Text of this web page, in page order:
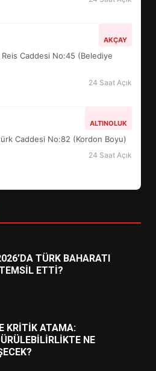
AKÇAY
Caddesi No:45 (Belediye
24 Saat Açık
ALTINOLUK
Caddesi No:82 (Kordon Boyu)
24 Saat Açık
KAYITLARI NEYİ
NASIL
GEÇİYOR: GÖZLER
TÜRK BAHARATI
ETTİ?
KRİTİK ATAMA:
NE